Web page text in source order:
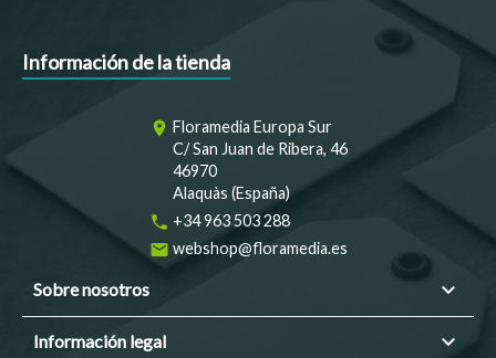
Información de la tienda
room Floramedia Europa Sur
C/ San Juan de Ribera, 46
46970
Alaquàs (España)
phone +34 963 503 288
email webshop@floramedia.es
Sobre nosotros 
Información legal 